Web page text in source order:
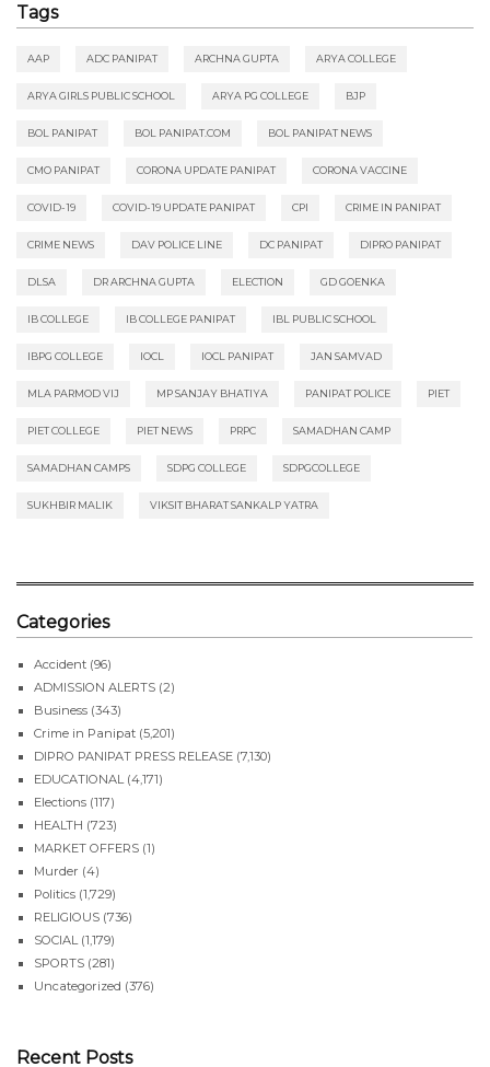
Tags
AAP ADC PANIPAT ARCHNA GUPTA ARYA COLLEGE
ARYA GIRLS PUBLIC SCHOOL ARYA PG COLLEGE BJP
BOL PANIPAT BOL PANIPAT.COM BOL PANIPAT NEWS
CMO PANIPAT CORONA UPDATE PANIPAT CORONA VACCINE
COVID-19 COVID-19 UPDATE PANIPAT CPI CRIME IN PANIPAT
CRIME NEWS DAV POLICE LINE DC PANIPAT DIPRO PANIPAT
DLSA DR ARCHNA GUPTA ELECTION GD GOENKA
IB COLLEGE IB COLLEGE PANIPAT IBL PUBLIC SCHOOL
IBPG COLLEGE IOCL IOCL PANIPAT JAN SAMVAD
MLA PARMOD VIJ MP SANJAY BHATIYA PANIPAT POLICE PIET
PIET COLLEGE PIET NEWS PRPC SAMADHAN CAMP
SAMADHAN CAMPS SDPG COLLEGE SDPGCOLLEGE
SUKHBIR MALIK VIKSIT BHARAT SANKALP YATRA
Categories
Accident (96)
ADMISSION ALERTS (2)
Business (343)
Crime in Panipat (5,201)
DIPRO PANIPAT PRESS RELEASE (7,130)
EDUCATIONAL (4,171)
Elections (117)
HEALTH (723)
MARKET OFFERS (1)
Murder (4)
Politics (1,729)
RELIGIOUS (736)
SOCIAL (1,179)
SPORTS (281)
Uncategorized (376)
Recent Posts